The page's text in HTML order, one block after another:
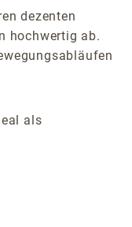
dezenten
hochwertig ab.
als